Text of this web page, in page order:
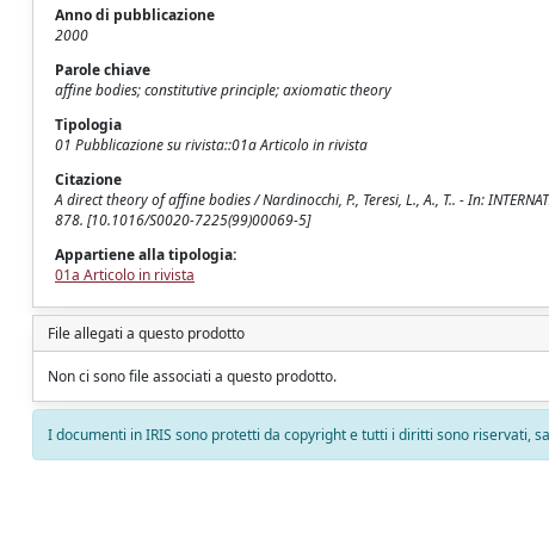
Anno di pubblicazione
2000
Parole chiave
affine bodies; constitutive principle; axiomatic theory
Tipologia
01 Pubblicazione su rivista::01a Articolo in rivista
Citazione
A direct theory of affine bodies / Nardinocchi, P., Teresi, L., A., T.. - In:
878. [10.1016/S0020-7225(99)00069-5]
Appartiene alla tipologia:
01a Articolo in rivista
File allegati a questo prodotto
Non ci sono file associati a questo prodotto.
I documenti in IRIS sono protetti da copyright e tutti i diritti sono riservati,